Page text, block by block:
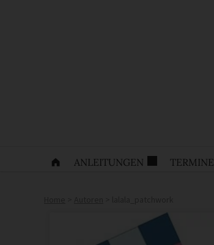
ANLEITUNGEN TERMINE